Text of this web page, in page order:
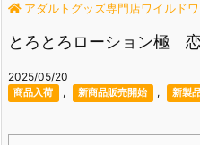
アダルトグッズ専門店ワイルド
とろとろローション極
2025/05/20
商品入荷 , 新商品販売開始 , 新製